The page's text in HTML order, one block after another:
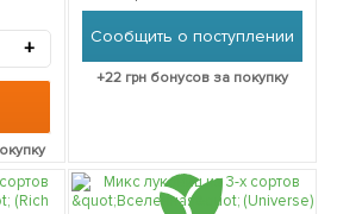
+
Сообщить о поступлении
+22 грн бонусов за покупку